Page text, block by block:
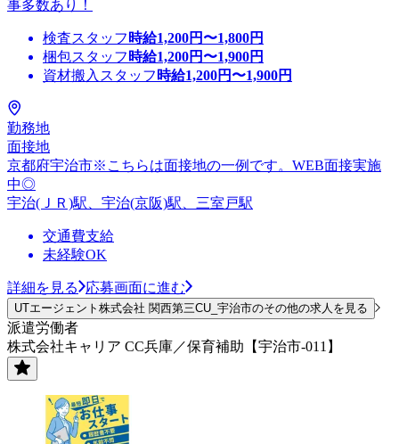
事多数あり！
検査スタッフ 時給1,200円〜1,800円
梱包スタッフ 時給1,200円〜1,900円
資材搬入スタッフ 時給1,200円〜1,900円
勤務地
面接地
京都府宇治市※こちらは面接地の一例です。WEB面接実施
中◎
宇治(ＪＲ)駅、宇治(京阪)駅、三室戸駅
交通費支給
未経験OK
詳細を見る 応募画面に進む
UTエージェント株式会社 関西第三CU_宇治市のその他の求人を見る
派遣労働者
株式会社キャリア CC兵庫／保育補助【宇治市-011】